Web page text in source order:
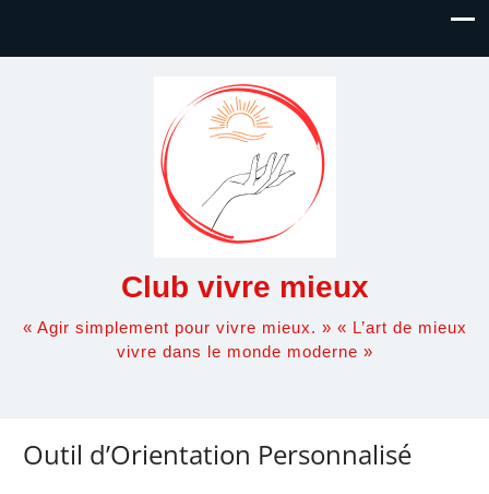
Club vivre mieux
« Agir simplement pour vivre mieux. » « L’art de mieux
vivre dans le monde moderne »
Outil d’Orientation Personnalisé